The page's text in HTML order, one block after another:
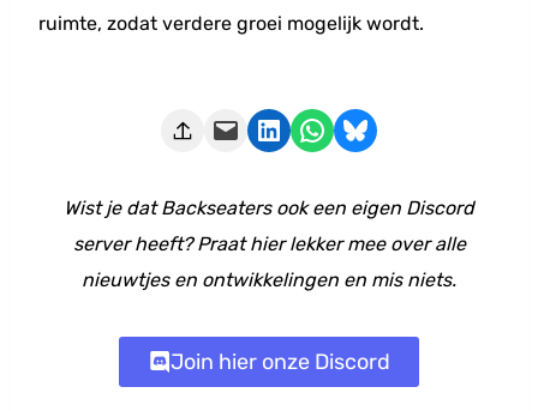
ruimte, zodat verdere groei mogelijk wordt.
Deze pagina e-mailen Delen op LinkedIn Delen via WhatsApp Share on Bluesky
Wist je dat Backseaters ook een eigen Discord
server heeft? Praat hier lekker mee over alle
nieuwtjes en ontwikkelingen en mis niets.
Join hier onze Discord